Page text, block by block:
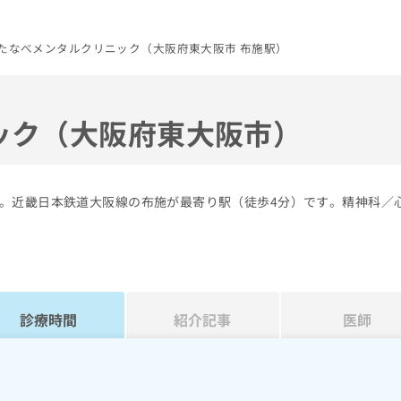
なべメンタルクリニック（大阪府東大阪市 布施駅）
（大阪府東大阪市）
近畿日本鉄道大阪線の布施が最寄り駅（徒歩4分）です。精神科／
診療時間 紹介記事 医師